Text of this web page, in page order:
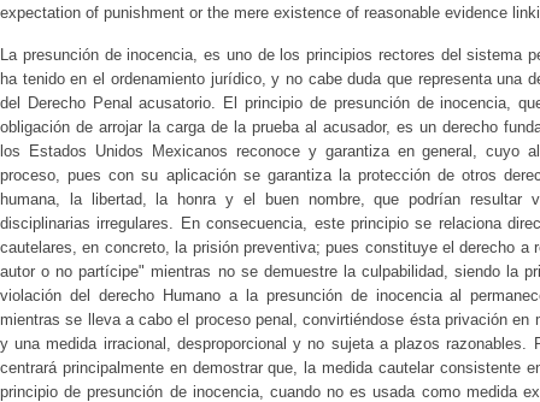
expectation of punishment or the mere existence of reasonable evidence
La presunción de inocencia, es uno de los principios rectores del sistema
ha tenido en el ordenamiento jurídico, y no cabe duda que representa una
del Derecho Penal acusatorio. El principio de presunción de inocencia,
obligación de arrojar la carga de la prueba al acusador, es un derecho
los Estados Unidos Mexicanos reconoce y garantiza en general, cuyo
proceso, pues con su aplicación se garantiza la protección de otros
humana, la libertad, la honra y el buen nombre, que podrían resultar
disciplinarias irregulares. En consecuencia, este principio se relaciona
cautelares, en concreto, la prisión preventiva; pues constituye el derecho a
autor o no partícipe" mientras no se demuestre la culpabilidad, siendo la
violación del derecho Humano a la presunción de inocencia al
mientras se lleva a cabo el proceso penal, convirtiéndose ésta privación
y una medida irracional, desproporcional y no sujeta a plazos razonables.
centrará principalmente en demostrar que, la medida cautelar consistente
principio de presunción de inocencia, cuando no es usada como medida